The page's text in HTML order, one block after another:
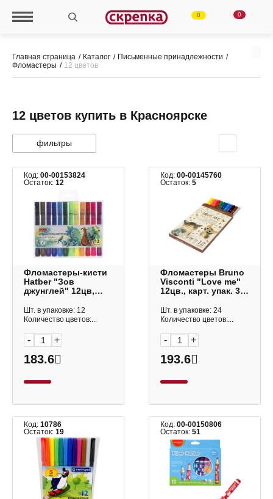
0 0
Главная страница Каталог
Письменные принадлежности
Фломастеры
12 цветов
12 цветов купить в Красноярске
фильтры
Код: 00-00153824
Остаток: 12
Фломастеры-кисти
Hatber "Зов
джунглей" 12цв,
FP_095807
Шт. в упаковке: 12
Количество цветов:...
- +
183.6
Код:00-00145760
Остаток:5
Фломастеры Bruno
Visconti "Love me"
12цв., карт. упак. 32-
Шт. в упаковке: 24
Количество цветов:...
- +
193.6
Код: 10786
Остаток: 19
Код:00-00150806
Остаток:51